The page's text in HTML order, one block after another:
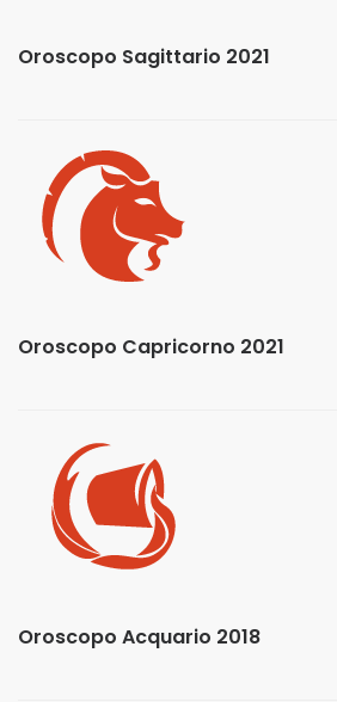
Oroscopo Sagittario 2021
Oroscopo Capricorno 2021
Oroscopo Acquario 2018